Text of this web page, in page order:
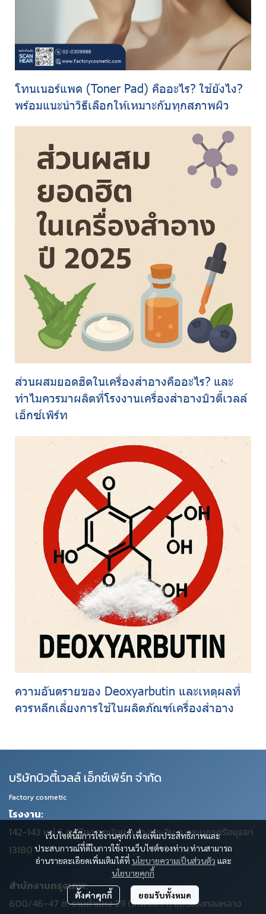
โทนเนอร์แพด (Toner Pad) คืออะไร? ใช้ยังไง?
พร้อมแนะนำวิธีเลือกให้เหมาะกับทุกสภาพผิว
ส่วนผสมยอดฮิตในเครื่องสำอางคืออะไร? และ
ทำไมควรมาผลิตที่โรงงานเครื่องสำอางบิวตี้เวลล์
เอ็กซ์เพิร์ท
ความอันตรายของ Deoxyarbutin และเหตุผลที่
ควรหลีกเลี่ยงการใช้ในผลิตภัณฑ์เครื่องสำอาง
เว็บไซต์นี้มีการใช้งานคุกกี้ เพื่อเพิ่มประสิทธิภาพและ
ประสบการณ์ที่ดีในการใช้งานเว็บไซต์ของท่าน ท่านสามารถ
อ่านรายละเอียดเพิ่มเติมได้ที่ นโยบายความเป็นส่วนตัว และ
นโยบายคุกกี้
ตั้งค่าคุกกี้ ยอมรับทั้งหมด
บริษัทบิวตี้เวลล์ เอ็กซ์เพิร์ท จำกัด
Factory cosmetic
โรงงาน:
142-143 หมู่ 6 ต.เชียงรากน้อย อ.บางประอิน จ.พระนครศรีอยุธยา
13180
สำนักงานกรุงเทพ:
600/46-47 ซ. รามคำแหง 39 (เทพลีลา 1) แขวงวังทองหลาง